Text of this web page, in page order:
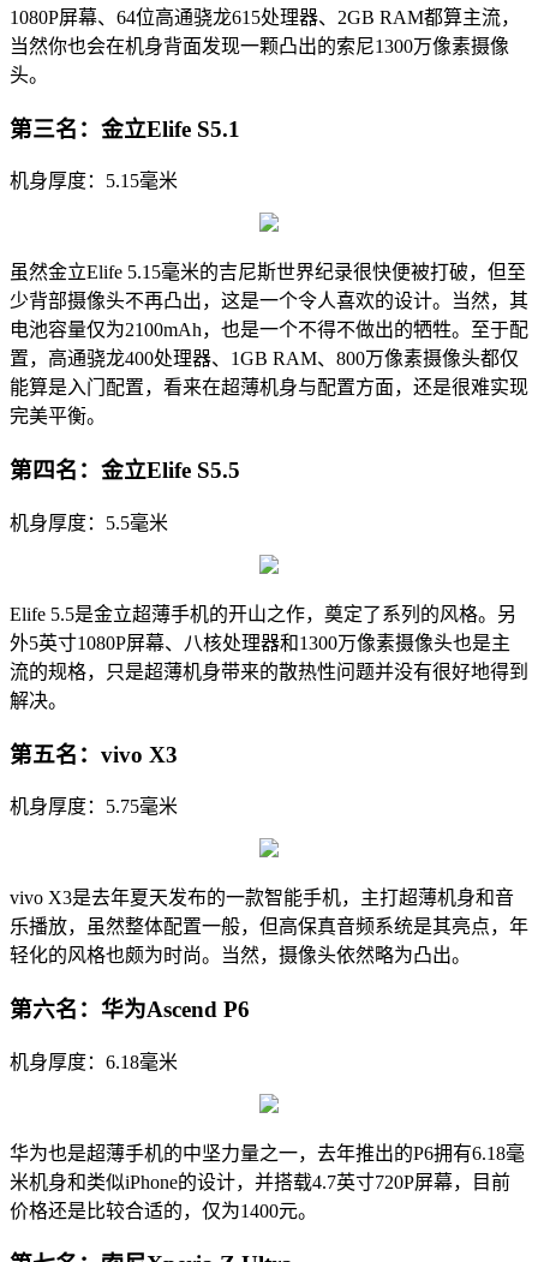
1080P屏幕、64位高通骁龙615处理器、2GB RAM都算主流，
当然你也会在机身背面发现一颗凸出的索尼1300万像素摄像
头。
第三名：金立Elife S5.1
机身厚度：5.15毫米
虽然金立Elife 5.15毫米的吉尼斯世界纪录很快便被打破，但至
少背部摄像头不再凸出，这是一个令人喜欢的设计。当然，其
电池容量仅为2100mAh，也是一个不得不做出的牺牲。至于配
置，高通骁龙400处理器、1GB RAM、800万像素摄像头都仅
能算是入门配置，看来在超薄机身与配置方面，还是很难实现
完美平衡。
第四名：金立Elife S5.5
机身厚度：5.5毫米
Elife 5.5是金立超薄手机的开山之作，奠定了系列的风格。另
外5英寸1080P屏幕、八核处理器和1300万像素摄像头也是主
流的规格，只是超薄机身带来的散热性问题并没有很好地得到
解决。
第五名：vivo X3
机身厚度：5.75毫米
vivo X3是去年夏天发布的一款智能手机，主打超薄机身和音
乐播放，虽然整体配置一般，但高保真音频系统是其亮点，年
轻化的风格也颇为时尚。当然，摄像头依然略为凸出。
第六名：华为Ascend P6
机身厚度：6.18毫米
华为也是超薄手机的中坚力量之一，去年推出的P6拥有6.18毫
米机身和类似iPhone的设计，并搭载4.7英寸720P屏幕，目前
价格还是比较合适的，仅为1400元。